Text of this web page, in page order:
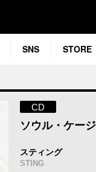
SNS STORE
CD
ソウル・ケー
スティング
STING